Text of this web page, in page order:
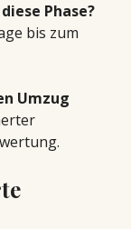
Phase?
bis zum
Umzug